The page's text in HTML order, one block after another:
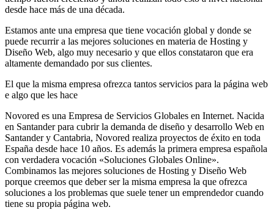
desde hace más de una década.
Estamos ante una empresa que tiene vocación global y donde se
puede recurrir a las mejores soluciones en materia de Hosting y
Diseño Web, algo muy necesario y que ellos constataron que era
altamente demandado por sus clientes.
El que la misma empresa ofrezca tantos servicios para la página web
e algo que les hace
Novored es una Empresa de Servicios Globales en Internet. Nacida
en Santander para cubrir la demanda de diseño y desarrollo Web en
Santander y Cantabria, Novored realiza proyectos de éxito en toda
España desde hace 10 años. Es además la primera empresa española
con verdadera vocación «Soluciones Globales Online».
Combinamos las mejores soluciones de Hosting y Diseño Web
porque creemos que deber ser la misma empresa la que ofrezca
soluciones a los problemas que suele tener un emprendedor cuando
tiene su propia página web.